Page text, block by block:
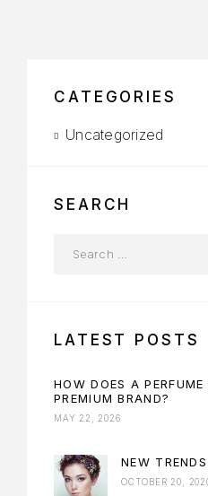
CATEGORIES
Uncategorized
SEARCH
LATEST POSTS
HOW DOES A
PREMIUM BRAND?
MAY 22, 2026
NEW
OCTOBER 20,